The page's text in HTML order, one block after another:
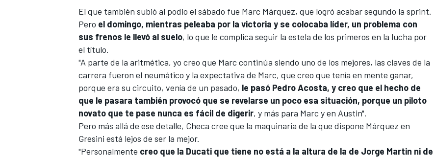
MÁS CATEGORÍAS
El que también subió al podio el sábado fue Marc Márquez, que logró acabar segundo la sprint.
Pero el domingo, mientras peleaba por la victoria y se colocaba líder, un problema con
sus frenos le llevó al suelo, lo que le complica seguir la estela de los primeros en la lucha por
el título.
"A parte de la aritmética, yo creo que Marc continúa siendo uno de los mejores, las claves de la
carrera fueron el neumático y la expectativa de Marc, que creo que tenía en mente ganar,
porque era su circuito, venía de un pasado, le pasó Pedro Acosta, y creo que el hecho de
que le pasara también provocó que se revelarse un poco esa situación, porque un piloto
novato que te pase nunca es fácil de digerir, y más para Marc y en Austin".
Pero más allá de ese detalle, Checa cree que la maquinaria de la que dispone Márquez en
Gresini está lejos de ser la mejor.
"Personalmente creo que la Ducati que tiene no está a la altura de la de Jorge Martin ni de